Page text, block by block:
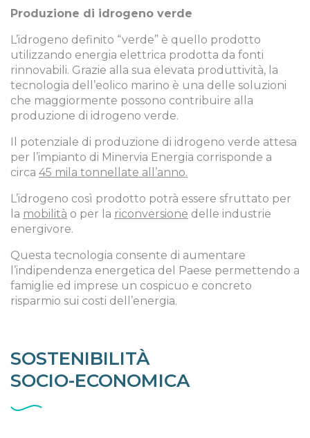
Produzione di idrogeno verde
L’idrogeno definito “verde” è quello prodotto
utilizzando energia elettrica prodotta da fonti
rinnovabili. Grazie alla sua elevata produttività, la
tecnologia dell’eolico marino è una delle soluzioni
che maggiormente possono contribuire alla
produzione di idrogeno verde.
Il potenziale di produzione di idrogeno verde attesa
per l’impianto di Minervia Energia corrisponde a
circa 45 mila tonnellate all’anno.
L’idrogeno così prodotto potrà essere sfruttato per
la mobilità o per la riconversione delle industrie
energivore.
Questa tecnologia consente di aumentare
l’indipendenza energetica del Paese permettendo a
famiglie ed imprese un cospicuo e concreto
risparmio sui costi dell’energia.
SOSTENIBILITÀ
SOCIO-ECONOMICA